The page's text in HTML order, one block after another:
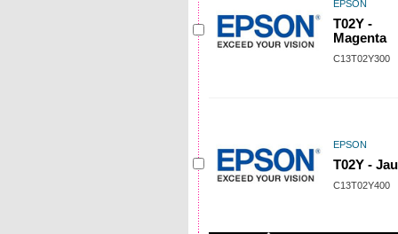
EPSON
T02Y -
Magenta
C13T02Y300
EPSON
T02Y -
C13T02Y400